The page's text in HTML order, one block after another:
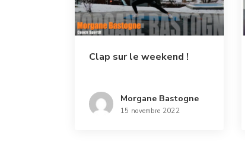
Clap sur le weekend !
Morgane Bastogne
15 novembre 2022